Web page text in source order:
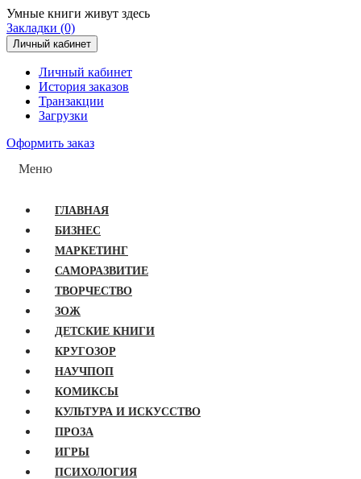
Умные книги живут здесь
Закладки (0)
Личный кабинет
Личный кабинет
История заказов
Транзакции
Загрузки
Оформить заказ
Меню
ГЛАВНАЯ
БИЗНЕС
МАРКЕТИНГ
САМОРАЗВИТИЕ
ТВОРЧЕСТВО
ЗОЖ
ДЕТСКИЕ КНИГИ
КРУГОЗОР
НАУЧПОП
КОМИКСЫ
КУЛЬТУРА И ИСКУССТВО
ПРОЗА
ИГРЫ
ПСИХОЛОГИЯ